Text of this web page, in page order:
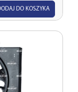
DO KOSZYKA